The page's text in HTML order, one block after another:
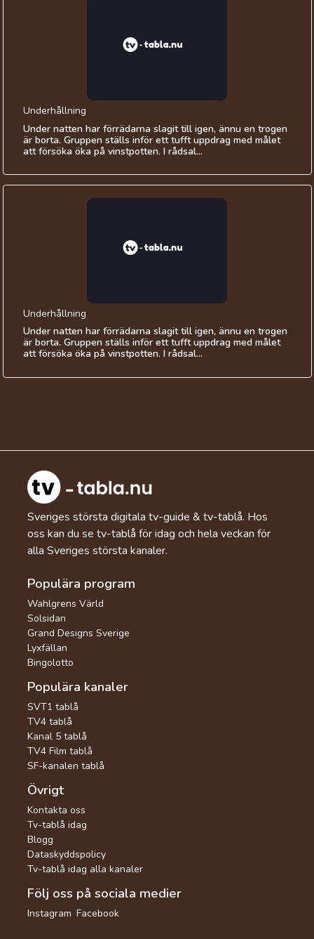
Underhållning
Under natten har förrädarna slagit till igen, ännu en trogen
är borta. Gruppen ställs inför ett tufft uppdrag med målet
att försöka öka på vinstpotten. I rådsal...
Underhållning
Under natten har förrädarna slagit till igen, ännu en trogen
är borta. Gruppen ställs inför ett tufft uppdrag med målet
att försöka öka på vinstpotten. I rådsal...
Sveriges största digitala tv-guide & tv-tablå. Hos
oss kan du se tv-tablå för idag och hela veckan för
alla Sveriges största kanaler.
Populära program
Wahlgrens Värld
Solsidan
Grand Designs Sverige
Lyxfällan
Bingolotto
Populära kanaler
SVT1 tablå
TV4 tablå
Kanal 5 tablå
TV4 Film tablå
SF-kanalen tablå
Övrigt
Kontakta oss
Tv-tablå idag
Blogg
Dataskyddspolicy
Tv-tablå idag alla kanaler
Följ oss på sociala medier
Instagram Facebook